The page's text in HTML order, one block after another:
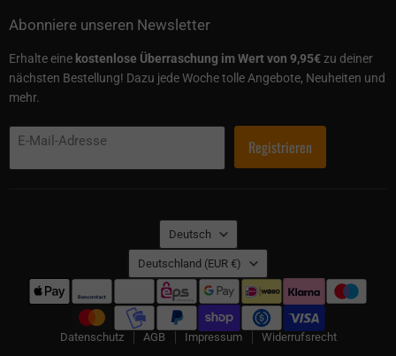
Abonniere unseren Newsletter
Erhalte eine kostenlose Überraschung im Wert von 9,95€zu deiner
nächsten Bestellung! Dazu jede Woche tolle Angebote, Neuheiten und
mehr.
E-Mail-Adresse Registrieren
Sprache
Deutsch
Land
Deutschland (EUR €)
Datenschutz AGB Impressum Widerrufsrecht